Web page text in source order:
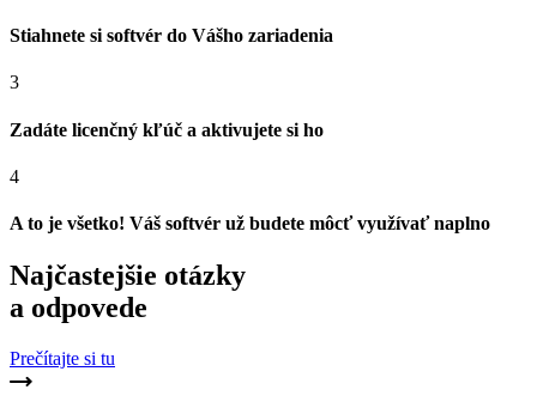
Stiahnete si softvér do Vášho zariadenia
3
Zadáte licenčný kľúč a aktivujete si ho
4
A to je všetko! Váš softvér už budete môcť využívať naplno
Najčastejšie otázky
a odpovede
Prečítajte si tu